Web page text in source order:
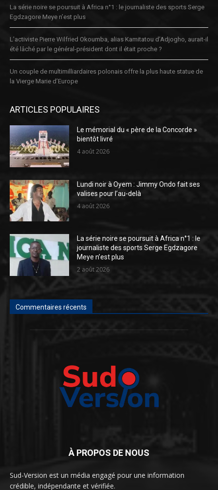
La série noire se poursuit à Africa n°1 : le journaliste des sports Serge
Egdzagore Meye n’est plus
L’activiste Pierre Wilfried Okoumba, alias Kamitatou d’Adjogho, aurait-il
été lâché par le général-président dont il était proche ?
Un couple de multimilliardaires polonais offre la plus haute statue de
la Vierge Marie d’Europe
ARTICLES POPULAIRES
Le mémorial du « père de la Concorde »
bientôt livré
4 août 2026
Lundi noir à Oyem : Jimmy Ondo fait ses
valises pour l’au-delà
4 août 2026
La série noire se poursuit à Africa n°1 : le
journaliste des sports Serge Egdzagore
Meye n’est plus
2 août 2026
Commentaires récents
À PROPOS DE NOUS
Sud-Version est un média engagé pour une information
crédible, indépendante et vérifiée.